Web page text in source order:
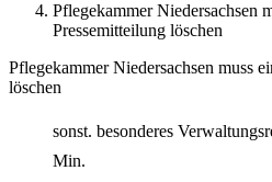
Pflegekammer Niedersachsen
Pressemitteilung löschen
Pflegekammer Niedersachsen muss
löschen
sonst. besonderes
Min.